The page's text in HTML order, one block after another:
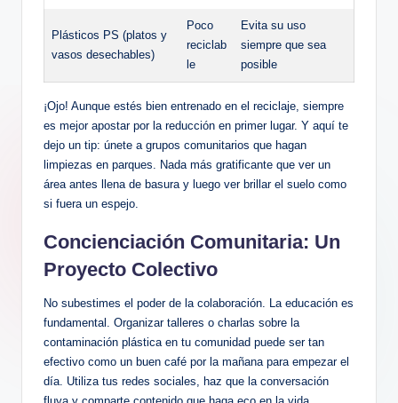
Plásticos PS (platos y
vasos desechables)
Poco
reciclab
le
Evita su uso
siempre que sea
posible
¡Ojo! Aunque estés bien entrenado en el reciclaje, siempre
es mejor apostar por la reducción en primer lugar. Y aquí te
dejo un tip: únete a grupos comunitarios que hagan
limpiezas en parques. Nada más gratificante que ver un
área antes llena de basura y luego ver brillar el suelo como
si fuera un espejo.
Concienciación Comunitaria: Un
Proyecto Colectivo
No subestimes el poder de la colaboración. La educación es
fundamental. Organizar talleres o charlas sobre la
contaminación plástica en tu comunidad puede ser tan
efectivo como un buen café por la mañana para empezar el
día. Utiliza tus redes sociales, haz que la conversación